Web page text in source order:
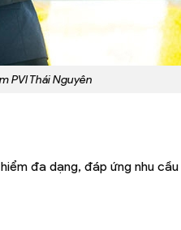
PVI Thái Nguyên
đa dạng, đáp ứng nhu